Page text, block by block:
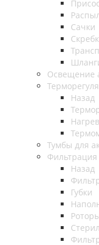
Сачки
Освещение
Назад
Тумбы для
Фильтрация
Назад
Губки